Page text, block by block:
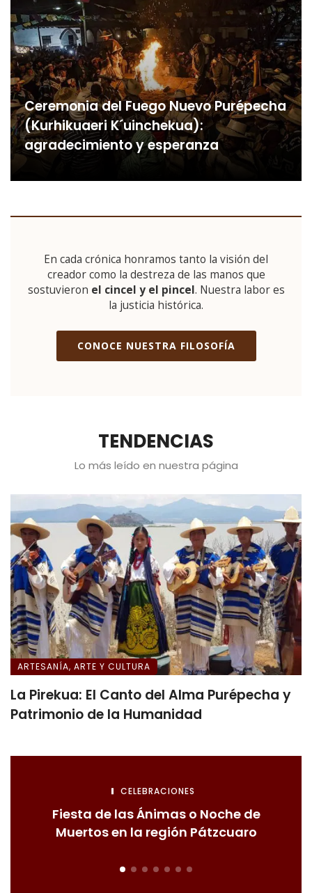
Ceremonia del Fuego Nuevo Purépecha
(Kurhikuaeri K´uinchekua):
agradecimiento y esperanza
En cada crónica honramos tanto la visión del
creador como la destreza de las manos que
sostuvieron el cincel y el pincel. Nuestra labor es
la justicia histórica.
CONOCE NUESTRA FILOSOFÍA
TENDENCIAS
Lo más leído en nuestra página
CELEBRACIONES
Fiesta de las Ánimas o Noche de
Muertos en la región Pátzcuaro
ARTESANÍA, ARTE Y CULTURA
La Pirekua: El Canto del Alma Purépecha y
Patrimonio de la Humanidad